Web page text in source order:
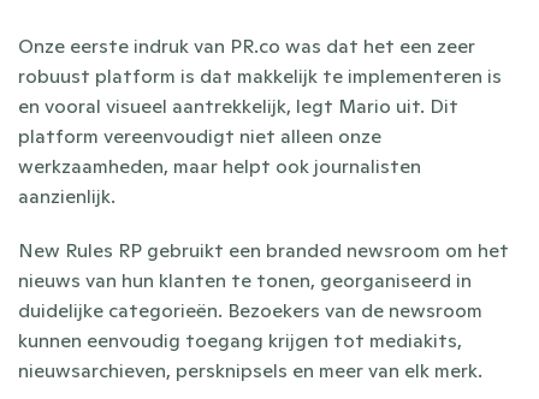
Onze eerste indruk van PR.co was dat het een zeer
robuust platform is dat makkelijk te implementeren is
en vooral visueel aantrekkelijk, legt Mario uit. Dit
platform vereenvoudigt niet alleen onze
werkzaamheden, maar helpt ook journalisten
aanzienlijk.
New Rules RP gebruikt een branded newsroom om het
nieuws van hun klanten te tonen, georganiseerd in
duidelijke categorieën. Bezoekers van de newsroom
kunnen eenvoudig toegang krijgen tot mediakits,
nieuwsarchieven, persknipsels en meer van elk merk.